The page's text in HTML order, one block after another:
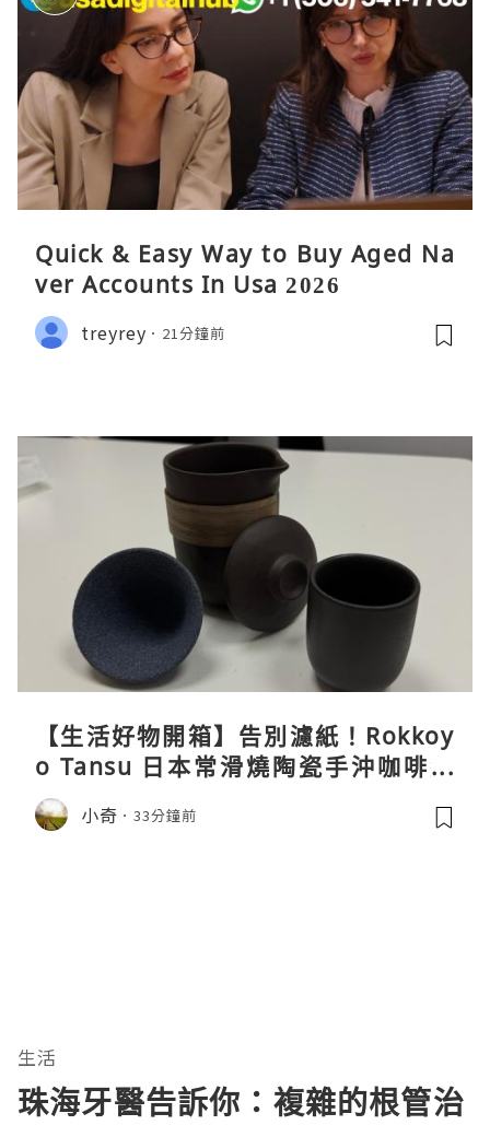
Quick & Easy Way to Buy Aged Na
ver Accounts In Usa 2026
treyrey 21分鐘前
【生活好物開箱】告別濾紙！Rokkoy
o Tansu 日本常滑燒陶瓷手沖咖啡組
親身試用＆真實評價
小奇 33分鐘前
生活
珠海牙醫告訴你：複雜的根管治